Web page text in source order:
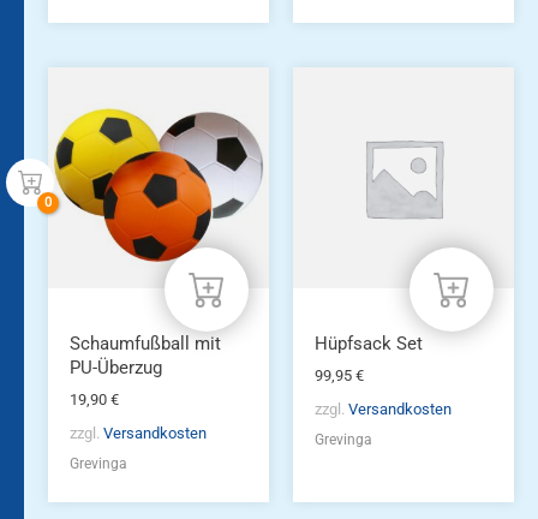
Schaumfußball mit
PU-Überzug
19,90 €
zzgl. Versandkosten
Grevinga
Hüpfsack Set
99,95 €
zzgl. Versandkosten
Grevinga